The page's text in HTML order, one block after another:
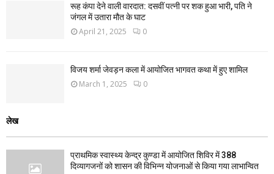
रूह कंपा देने वाली वारदात: दसवीं पत्नी पर शक हुआ भारी, पति ने
जंगल में उतारा मौत के घाट
April 21, 2025 0
विजय शर्मा जेवड़न कला में आयोजित भागवत कथा में हुए शामिल
March 1, 2025 0
लेख
प्राथमिक स्वास्थ्य केन्द्र कुण्डा में आयोजित शिविर में 388
दिव्यागजनों को शासन की विभिन्न योजनाओं से किया गया लाभान्वित